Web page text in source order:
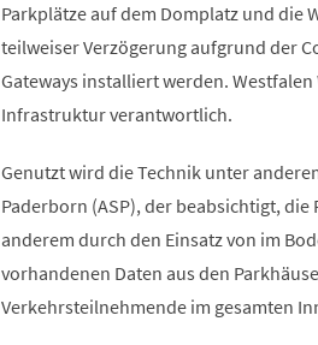
Parkplätze auf dem Domplatz und die
teilweiser Verzögerung aufgrund der
Gateways installiert werden.
Infrastruktur verantwortlich.
Genutzt wird die Technik unter
Paderborn (ASP), der beabsichtigt,
anderem durch den Einsatz von im
vorhandenen Daten aus den
Verkehrsteilnehmende im gesamten